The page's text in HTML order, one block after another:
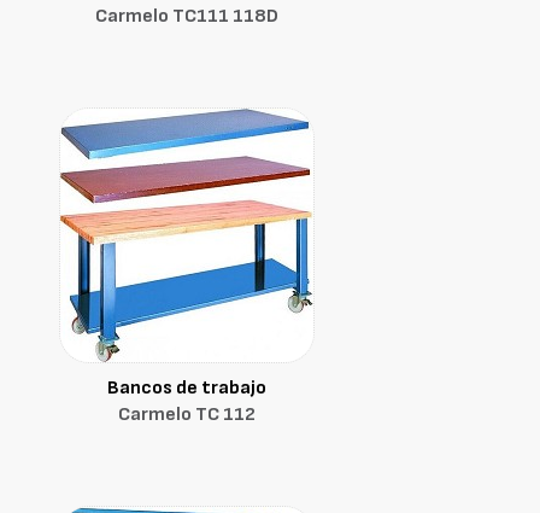
Carmelo TC111 118D
Bancos de trabajo
Carmelo TC 112